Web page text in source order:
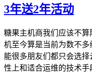
3年送2年活动
糖果主机商我们应该不算
机至今算是当前为数不
能很多朋友们都只会选
性上和适合运维的技术手